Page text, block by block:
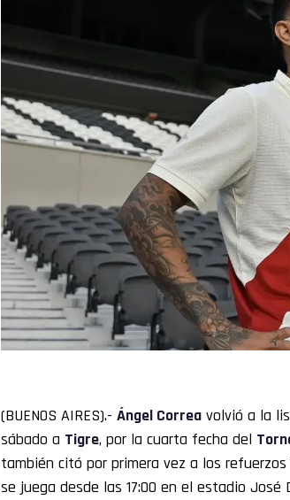
(BUENOS AIRES).- Ángel Correa volvió a la
sábado a Tigre, por la cuarta fecha del
también citó por primera vez a los
se juega desde las 17:00 en el estadio José